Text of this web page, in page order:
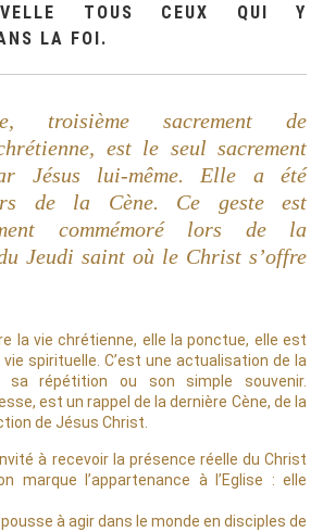
TOUS CEUX QUI Y
LA FOI.
troisième sacrement de
est le seul sacrement
Jésus lui-même. Elle a été
de la Cène. Ce geste est
commémoré lors de la
Jeudi saint où le Christ s’offre
la vie chrétienne, elle la ponctue, elle est
spirituelle. C’est une actualisation de la
répétition ou son simple souvenir.
est un rappel de la dernière Cène, de la
de Jésus Christ.
à recevoir la présence réelle du Christ
marque l’appartenance à l’Eglise : elle
à agir dans le monde en disciples de